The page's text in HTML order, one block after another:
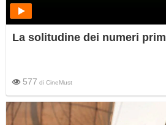
La solitudine dei numeri
577 di CineMust